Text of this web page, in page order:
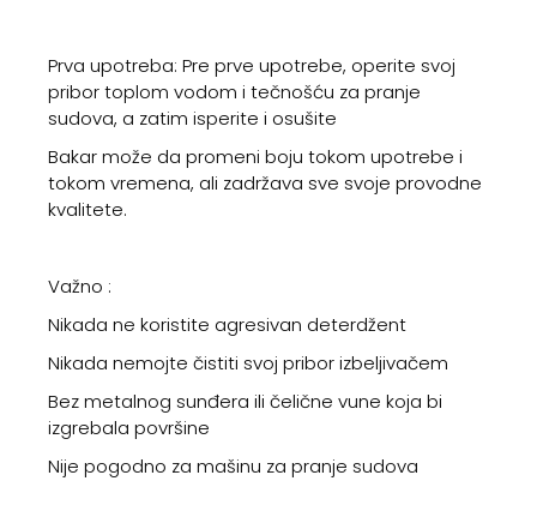
Prva upotreba: Pre prve upotrebe, operite svoj
pribor toplom vodom i tečnošću za pranje
sudova, a zatim isperite i osušite
Bakar može da promeni boju tokom upotrebe i
tokom vremena, ali zadržava sve svoje provodne
kvalitete.
Važno :
Nikada ne koristite agresivan deterdžent
Nikada nemojte čistiti svoj pribor izbeljivačem
Bez metalnog sunđera ili čelične vune koja bi
izgrebala površine
Nije pogodno za mašinu za pranje sudova